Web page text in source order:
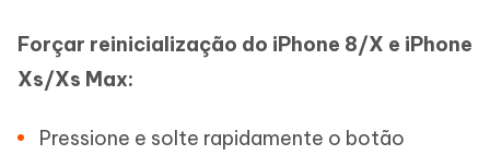
Forçar reinicialização do iPhone 8/X e iPhone
Xs/Xs Max:
Pressione e solte rapidamente o botão